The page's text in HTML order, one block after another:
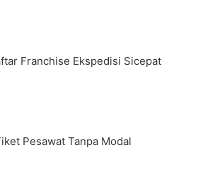
Franchise Ekspedisi Sicepat
Pesawat Tanpa Modal